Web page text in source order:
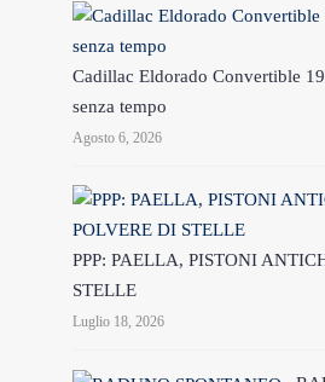
Cadillac Eldorado Convertible
senza tempo
Agosto 6, 2026
PPP: PAELLA, PISTONI
STELLE
Luglio 18, 2026